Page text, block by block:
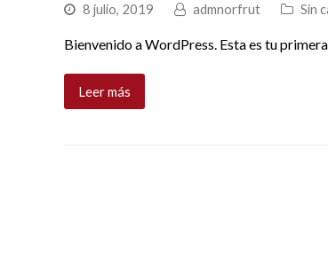
8 julio, 2019 admnorfrut Sin
Bienvenido a WordPress. Esta es tu
Leer más